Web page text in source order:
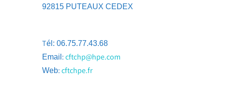
92815 PUTEAUX CEDEX
Tél: 06.75.77.43.68
Email :cftchp@hpe.com
Web:cftchpe.fr